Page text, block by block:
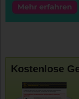
Kostenlose